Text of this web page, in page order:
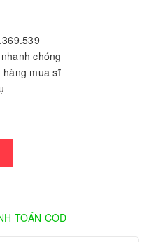
chóng
mua sĩ
TOÁN COD